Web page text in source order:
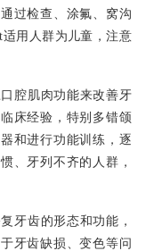
过检查、涂氟、窝沟
用人群为儿童，注意
腔肌肉功能来改善牙
床经验，特别多错颌
和进行功能训练，逐
、牙列不齐的人群，
牙齿的形态和功能，
牙齿缺损、变色等问